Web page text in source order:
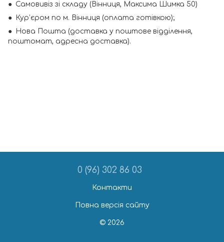
● Самовивіз зі складу (Вінниця, Максима Шимка 50)
● Кур’єром по м. Вінниця (оплата готівкою);
● Нова Пошта (доставка у поштове відділення,
поштомат, адресна доставка).
0 (96) 302 86 03
Контакти
Повна версія сайту
© 2026